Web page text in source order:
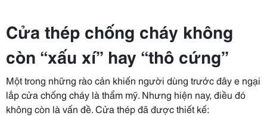
Cửa thép chống cháy không
còn “xấu xí” hay “thô cứng”
Một trong những rào cản khiến người dùng trước đây e ngại
lắp cửa chống cháy là thẩm mỹ. Nhưng hiện nay, điều đó
không còn là vấn đề. Cửa thép đã được thiết kế: